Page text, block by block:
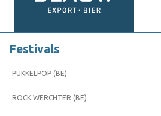
Festivals
PUKKELPOP (BE)
ROCK WERCHTER (BE)